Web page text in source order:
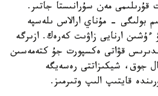
قۇرىلىمى مەن سۇرانىستا جاتىر.
بولىگى - مۇناي ارالاس ىلەسپە
ءۇشىن ارنايى زاۋىت كەرەك. ازىرگە
قۋاتى ەكسپورت جۇ كتەمەسىن
جوق، شيكىزاتتى رەسەيگە
قايتىپ الىپ وتىرمىز.